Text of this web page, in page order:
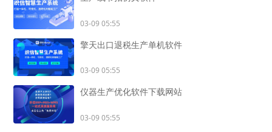
03-09 05:55
擎天出口退税生产单机软件
03-09 05:55
仪器生产优化软件下载网站
03-09 05:55